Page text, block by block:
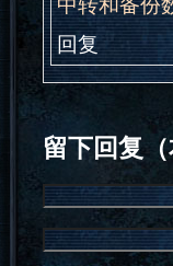
回复
留下回复（